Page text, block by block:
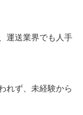
運送業界でも人手
れず、未経験から